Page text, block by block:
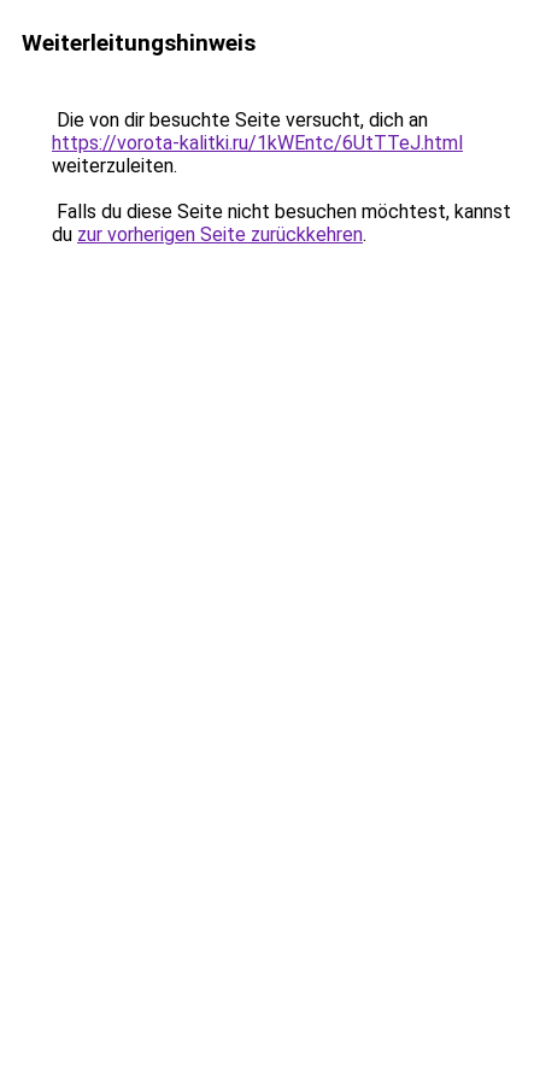
Weiterleitungshinweis
Die von dir besuchte Seite versucht, dich an
https://vorota-kalitki.ru/1kWEntc/6UtTTeJ.html
weiterzuleiten.
Falls du diese Seite nicht besuchen möchtest, kannst
du zur vorherigen Seite zurückkehren.